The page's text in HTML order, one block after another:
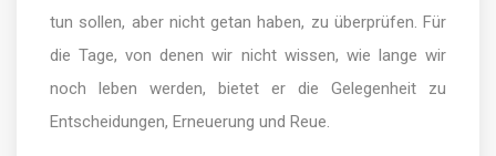
tun sollen, aber nicht getan haben, zu überprüfen. Für
die Tage, von denen wir nicht wissen, wie lange wir
noch leben werden, bietet er die Gelegenheit zu
Entscheidungen, Erneuerung und Reue.